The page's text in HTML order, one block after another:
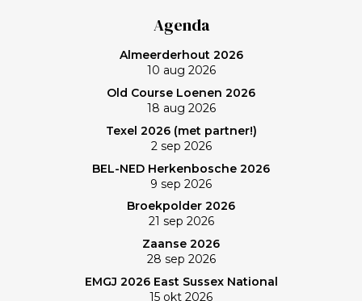
was ‘even helemaal niets; heerlijk’, zo maakt Frank de
verlies was voorzien; gedaan en laten, dus. Maar de
memorabele ronde en de waanzinnige slagen van
Frank zullen mij nog lang bijblijven. Topgast, topdag!
Agenda
Almeerderhout 2026
10 aug 2026
Old Course Loenen 2026
18 aug 2026
Texel 2026 (met partner!)
2 sep 2026
BEL-NED Herkenbosche 2026
9 sep 2026
Broekpolder 2026
21 sep 2026
Zaanse 2026
28 sep 2026
EMGJ 2026 East Sussex National
15 okt 2026